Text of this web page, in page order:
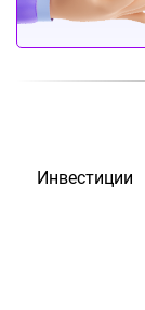
Инвестиции